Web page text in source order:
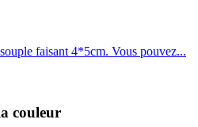
faisant 4*5cm. Vous pouvez...
couleur